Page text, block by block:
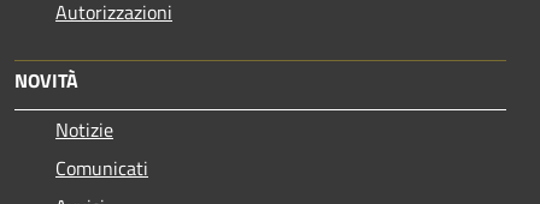
Autorizzazioni
NOVITÀ
Notizie
Comunicati